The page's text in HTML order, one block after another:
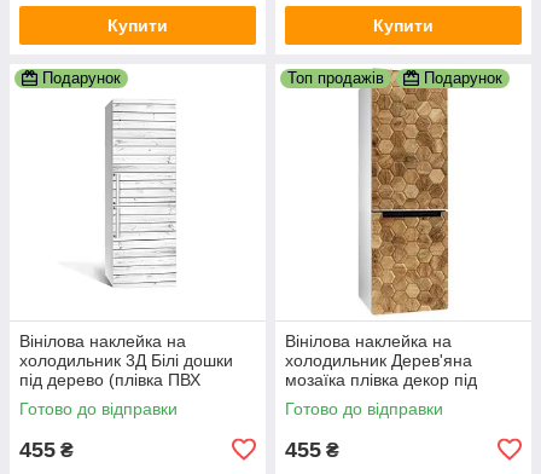
Купити Купити
Подарунок
Вінілова наклейка на
холодильник 3Д Білі дошки
під дерево (плівка ПВХ
фотодрук) 600х1800 мм
Текстури Сірий
Готово до відправки
455 ₴
Топ продажів Подарунок
Вінілова наклейка на
холодильник Дерев'яна
мозаїка плівка декор під
дерево глянцева стільники
600х1800 мм
Готово до відправки
455 ₴